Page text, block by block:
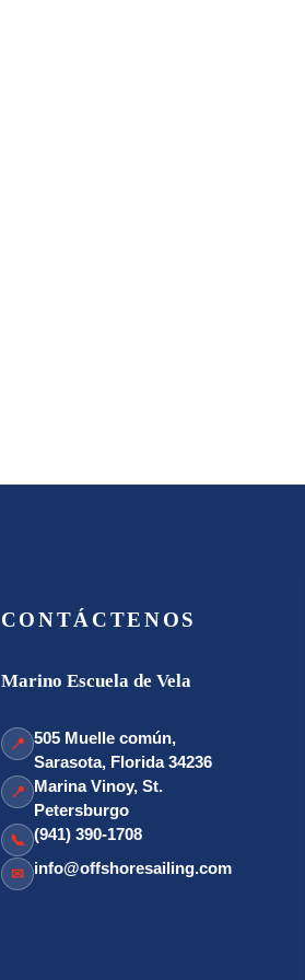
CONTÁCTENOS
Marino Escuela de Vela
📍 505 Muelle común,
Sarasota, Florida 34236
📍 Marina Vinoy, St.
Petersburgo
📞 (941) 390-1708
✉ info@offshoresailing.com